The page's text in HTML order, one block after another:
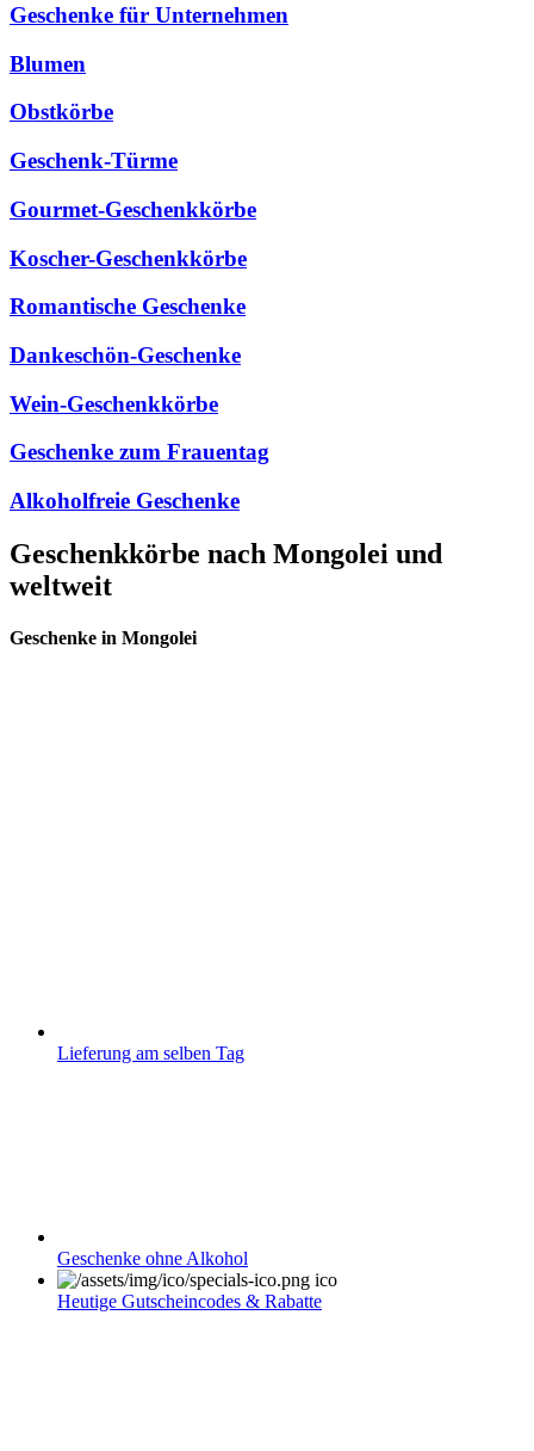
Geschenke für Unternehmen
Blumen
Obstkörbe
Geschenk-Türme
Gourmet-Geschenkkörbe
Koscher-Geschenkkörbe
Romantische Geschenke
Dankeschön-Geschenke
Wein-Geschenkkörbe
Geschenke zum Frauentag
Alkoholfreie Geschenke
Geschenkkörbe nach Mongolei und
weltweit
Geschenke in Mongolei
Lieferung am selben Tag
Geschenke ohne Alkohol
Heutige Gutscheincodes & Rabatte